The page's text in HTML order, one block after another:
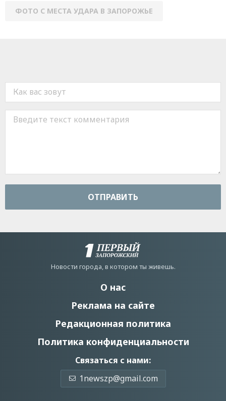
ФОТО С МЕСТА УДАРА В ЗАПОРОЖЬЕ
ОТПРАВИТЬ
Новости города, в котором ты живешь.
О нас
Реклама на сайте
Редакционная политика
Политика конфиденциальности
Связаться с нами:
1newszp@gmail.com